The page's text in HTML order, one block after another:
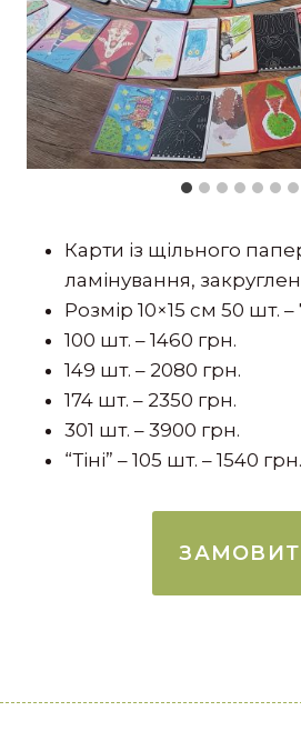
Карти із щільного
ламінування,
Розмір 10×15 см 50 шт. –
100 шт. – 1460 грн.
149 шт. – 2080 грн.
174 шт. – 2350 грн.
301 шт. – 3900 грн.
“Тіні” – 105 шт. – 1540 грн.